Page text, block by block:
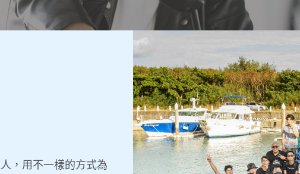
機車報廢
，用不一樣的方式為